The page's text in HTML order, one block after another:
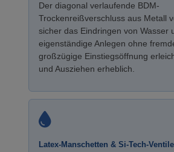
Der diagonal verlaufende BDM-
Trockenreißverschluss aus Metall
sicher das Eindringen von Wasser
eigenständige Anlegen ohne
großzügige Einstiegsöffnung
und Ausziehen erheblich.
Latex-Manschetten & Si-Tech-Ventile